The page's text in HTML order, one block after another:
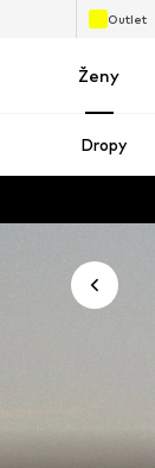
Outlet
Ženy
Dropy